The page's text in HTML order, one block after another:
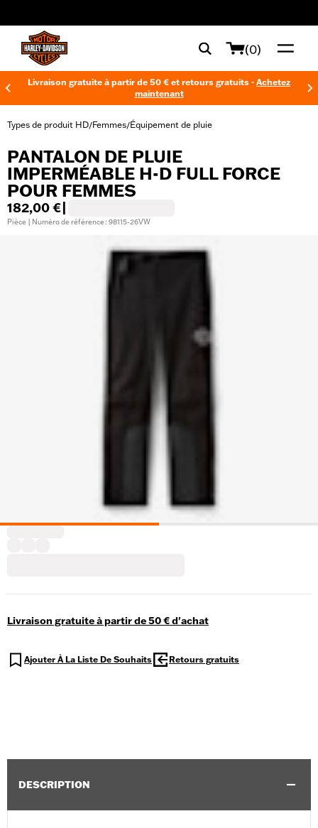
(0)
Livraison gratuite à partir de 50 € et retours gratuits - Achetez
maintenant
Types de produit HD/Femmes/Équipement de pluie
PANTALON DE PLUIE
IMPERMÉABLE H-D FULL FORCE
POUR FEMMES
182,00 €
Pièce | Numéro de référence : 98115-26VW
Livraison gratuite à partir de 50 € d'achat
Ajouter À La Liste De Souhaits Retours gratuits
DESCRIPTION